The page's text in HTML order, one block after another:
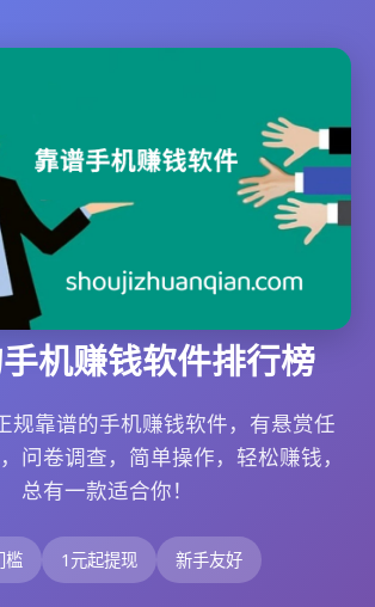
机赚钱软件排行榜
规靠谱的手机赚钱软件，有悬赏任
问卷调查，简单操作，轻松赚钱，
总有一款适合你！
槛 1元起提现 新手友好